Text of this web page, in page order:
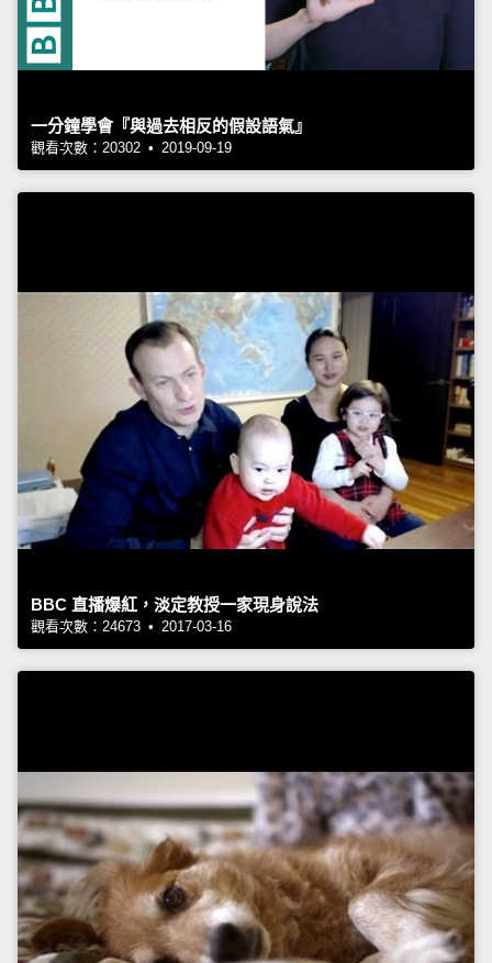
一分鐘學會『與過去相反的假設語氣』
觀看次數：20302 • 2019-09-19
BBC 直播爆紅，淡定教授一家現身說法
觀看次數：24673 • 2017-03-16